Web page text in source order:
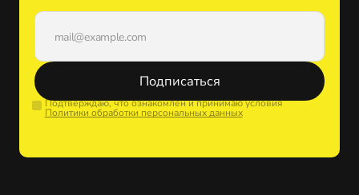
Подписаться
Подтверждаю, что ознакомлен и принимаю условия
Политики обработки персональных данных